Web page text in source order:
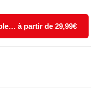
à partir de 29,99€